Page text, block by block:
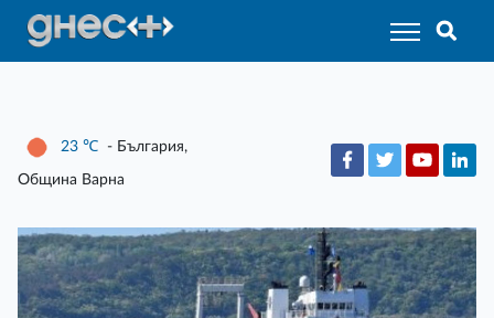
23 ℃ - България,
Община Варна